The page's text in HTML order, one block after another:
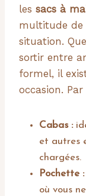
les sacs à
multitude de
situation.
sortir entre
formel, il
occasion.
Cabas :
et autres
chargées.
Pochette :
où vous